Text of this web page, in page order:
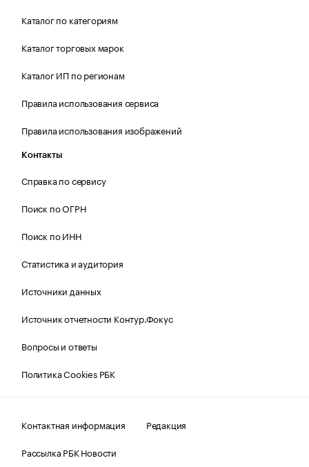
Каталог по категориям
Каталог торговых марок
Каталог ИП по регионам
Правила использования сервиса
Правила использования изображений
Контакты
Справка по сервису
Поиск по ОГРН
Поиск по ИНН
Статистика и аудитория
Источники данных
Источник отчетности Контур.Фокус
Вопросы и ответы
Политика Cookies РБК
Контактная информация
Редакция
Рассылка РБК Новости